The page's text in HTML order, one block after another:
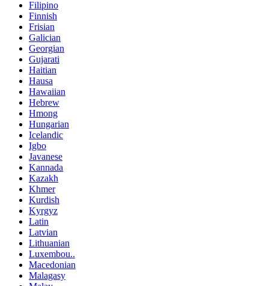
Filipino
Finnish
Frisian
Galician
Georgian
Gujarati
Haitian
Hausa
Hawaiian
Hebrew
Hmong
Hungarian
Icelandic
Igbo
Javanese
Kannada
Kazakh
Khmer
Kurdish
Kyrgyz
Latin
Latvian
Lithuanian
Luxembou..
Macedonian
Malagasy